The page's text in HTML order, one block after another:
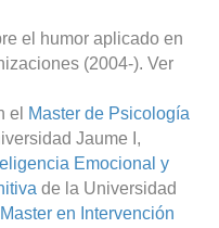
el humor aplicado en
(2004-). Ver
el
Master de Psicología
Jaume I,
Emocional y
de la Universidad
Master en Intervención